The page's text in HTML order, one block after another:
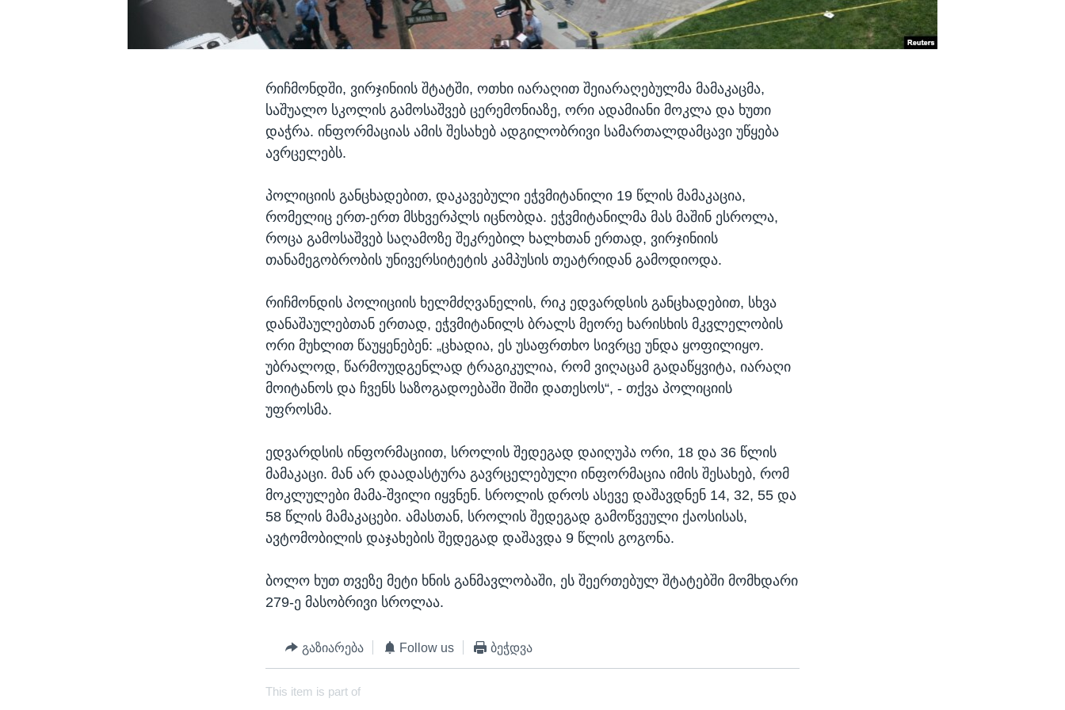
რიჩმონდში, ვირჯინიის შტატში, ოთხი იარაღით შეიარაღებულმა მამაკაცმა,
საშუალო სკოლის გამოსაშვებ ცერემონიაზე, ორი ადამიანი მოკლა და ხუთი
დაჭრა. ინფორმაციას ამის შესახებ ადგილობრივი სამართალდამცავი უწყება
ავრცელებს.
პოლიციის განცხადებით, დაკავებული ეჭვმიტანილი 19 წლის მამაკაცია,
რომელიც ერთ-ერთ მსხვერპლს იცნობდა. ეჭვმიტანილმა მას მაშინ ესროლა,
როცა გამოსაშვებ საღამოზე შეკრებილ ხალხთან ერთად, ვირჯინიის
თანამეგობრობის უნივერსიტეტის კამპუსის თეატრიდან გამოდიოდა.
რიჩმონდის პოლიციის ხელმძღვანელის, რიკ ედვარდსის განცხადებით, სხვა
დანაშაულებთან ერთად, ეჭვმიტანილს ბრალს მეორე ხარისხის მკვლელობის
ორი მუხლით წაუყენებენ: „ცხადია, ეს უსაფრთხო სივრცე უნდა ყოფილიყო.
უბრალოდ, წარმოუდგენლად ტრაგიკულია, რომ ვიღაცამ გადაწყვიტა, იარაღი
მოიტანოს და ჩვენს საზოგადოებაში შიში დათესოს“, - თქვა პოლიციის
უფროსმა.
ედვარდსის ინფორმაციით, სროლის შედეგად დაიღუპა ორი, 18 და 36 წლის
მამაკაცი. მან არ დაადასტურა გავრცელებული ინფორმაცია იმის შესახებ, რომ
მოკლულები მამა-შვილი იყვნენ. სროლის დროს ასევე დაშავდნენ 14, 32, 55 და
58 წლის მამაკაცები. ამასთან, სროლის შედეგად გამოწვეული ქაოსისას,
ავტომობილის დაჯახების შედეგად დაშავდა 9 წლის გოგონა.
ბოლო ხუთ თვეზე მეტი ხნის განმავლობაში, ეს შეერთებულ შტატებში მომხდარი
279-ე მასობრივი სროლაა.
გაზიარება Follow us ბეჭდვა
This item is part of